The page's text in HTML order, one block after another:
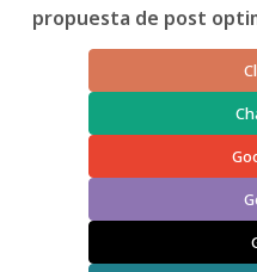
propuesta de post